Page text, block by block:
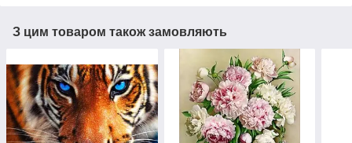
З цим товаром також замовляють